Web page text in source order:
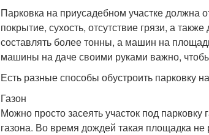
Площадка для мусора
Парковка на приусадебном участке должна
покрытие, сухость, отсутствие грязи, а
составлять более тонны, а машин на
машины на даче своими руками важно,
Есть разные способы обустроить парковку
Газон
Можно просто засеять участок под
газона. Во время дождей такая площадка не